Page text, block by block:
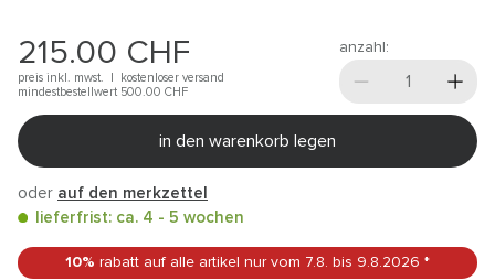
215.00 CHF
preis inkl. mwst. |
kostenloser versand
mindestbestellwert 500.00 CHF
anzahl:
in den warenkorb legen
oder auf den merkzettel
lieferfrist: ca. 4 - 5 wochen
10% rabatt auf alle artikel nur vom 7.8. bis 9.8.2026 *